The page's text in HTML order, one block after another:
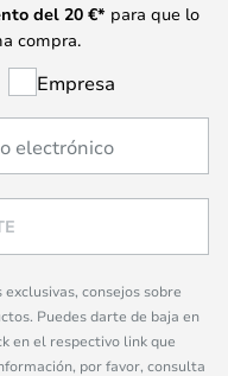
del 20 €* para que lo
compra.
Empresa
consejos sobre
Puedes darte de baja en
en el respectivo link que
por favor, consulta